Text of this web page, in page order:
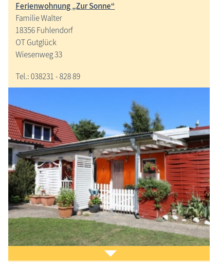
Ferienwohnung „Zur Sonne“
Familie Walter
18356 Fuhlendorf
OT Gutglück
Wiesenweg 33
Tel.: 038231 - 828 89